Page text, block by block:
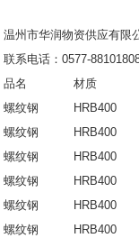
温州市华润物资供应有限
联系电话：0577-
品名
材质
螺纹钢
HRB400
螺纹钢
HRB400
螺纹钢
HRB400
螺纹钢
HRB400
螺纹钢
HRB400
螺纹钢
HRB400